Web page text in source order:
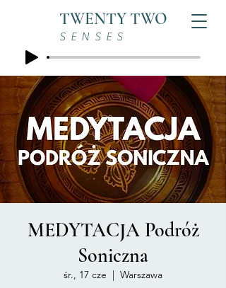
TWENTY TWO
SENSES
MEDYTACJA Podróż
Soniczna
śr., 17 cze
  |
Warszawa